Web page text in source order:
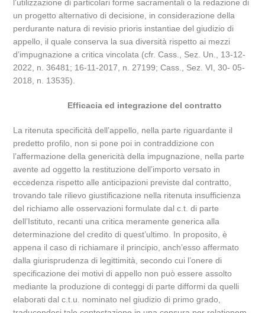
l’utilizzazione di particolari forme sacramentali o la redazione di
un progetto alternativo di decisione, in considerazione della
perdurante natura di revisio prioris instantiae del giudizio di
appello, il quale conserva la sua diversità rispetto ai mezzi
d’impugnazione a critica vincolata (cfr. Cass., Sez. Un., 13-12-
2022, n. 36481; 16-11-2017, n. 27199; Cass., Sez. VI, 30- 05-
2018, n. 13535).
Efficacia ed integrazione del contratto
La ritenuta specificità dell’appello, nella parte riguardante il
predetto profilo, non si pone poi in contraddizione con
l’affermazione della genericità della impugnazione, nella parte
avente ad oggetto la restituzione dell’importo versato in
eccedenza rispetto alle anticipazioni previste dal contratto,
trovando tale rilievo giustificazione nella ritenuta insufficienza
del richiamo alle osservazioni formulate dal c.t. di parte
dell’Istituto, recanti una critica meramente generica alla
determinazione del credito di quest’ultimo. In proposito, è
appena il caso di richiamare il principio, anch’esso affermato
dalla giurisprudenza di legittimità, secondo cui l’onere di
specificazione dei motivi di appello non può essere assolto
mediante la produzione di conteggi di parte difformi da quelli
elaborati dal c.t.u. nominato nel giudizio di primo grado,